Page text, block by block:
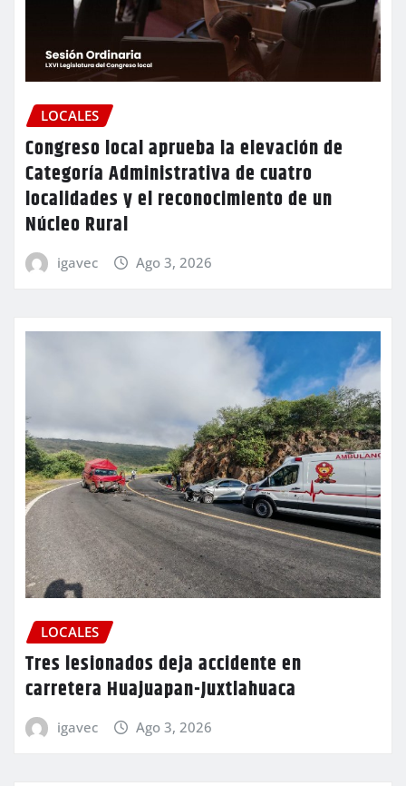
LOCALES
Congreso local aprueba la elevación de
Categoría Administrativa de cuatro
localidades y el reconocimiento de un
Núcleo Rural
igavec Ago 3, 2026
LOCALES
Tres lesionados deja accidente en
carretera Huajuapan-Juxtlahuaca
igavec Ago 3, 2026